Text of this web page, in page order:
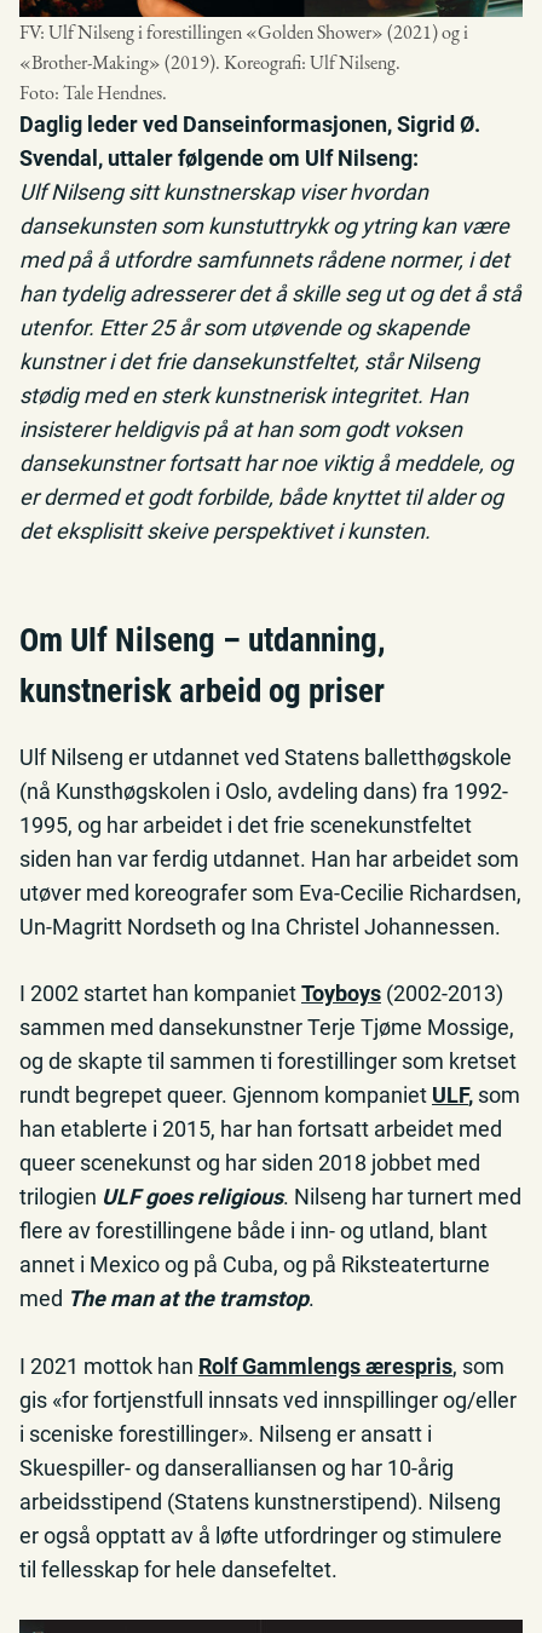
FV: Ulf Nilseng i forestillingen «Golden Shower» (2021) og i
«Brother-Making» (2019). Koreografi: Ulf Nilseng.
Foto: Tale Hendnes.
Daglig leder ved Danseinformasjonen, Sigrid Ø.
Svendal, uttaler følgende om Ulf Nilseng:
Ulf Nilseng sitt kunstnerskap viser hvordan
dansekunsten som kunstuttrykk og ytring kan være
med på å utfordre samfunnets rådene normer, i det
han tydelig adresserer det å skille seg ut og det å stå
utenfor. Etter 25 år som utøvende og skapende
kunstner i det frie dansekunstfeltet, står Nilseng
stødig med en sterk kunstnerisk integritet. Han
insisterer heldigvis på at han som godt voksen
dansekunstner fortsatt har noe viktig å meddele, og
er dermed et godt forbilde, både knyttet til alder og
det eksplisitt skeive perspektivet i kunsten.
Om Ulf Nilseng – utdanning,
kunstnerisk arbeid og priser
Ulf Nilseng er utdannet ved Statens balletthøgskole
(nå Kunsthøgskolen i Oslo, avdeling dans) fra 1992-
1995, og har arbeidet i det frie scenekunstfeltet
siden han var ferdig utdannet. Han har arbeidet som
utøver med koreografer som Eva-Cecilie Richardsen,
Un-Magritt Nordseth og Ina Christel Johannessen.
I 2002 startet han kompanietToyboys (2002-2013)
sammen med dansekunstner Terje Tjøme Mossige,
og de skapte til sammen ti forestillinger som kretset
rundt begrepet queer. Gjennom kompaniet ULF, som
han etablerte i 2015, har han fortsatt arbeidet med
queer scenekunst og har siden 2018 jobbet med
trilogien ULF goes religious. Nilseng har turnert med
flere av forestillingene både i inn- og utland, blant
annet i Mexico og på Cuba, og på Riksteaterturne
med The man at the tramstop.
I 2021 mottok han Rolf Gammlengs ærespris, som
gis «for fortjenstfull innsats ved innspillinger og/eller
i sceniske forestillinger». Nilseng er ansatt i
Skuespiller- og danseralliansen og har 10-årig
arbeidsstipend (Statens kunstnerstipend). Nilseng
er også opptatt av å løfte utfordringer og stimulere
til fellesskap for hele dansefeltet.